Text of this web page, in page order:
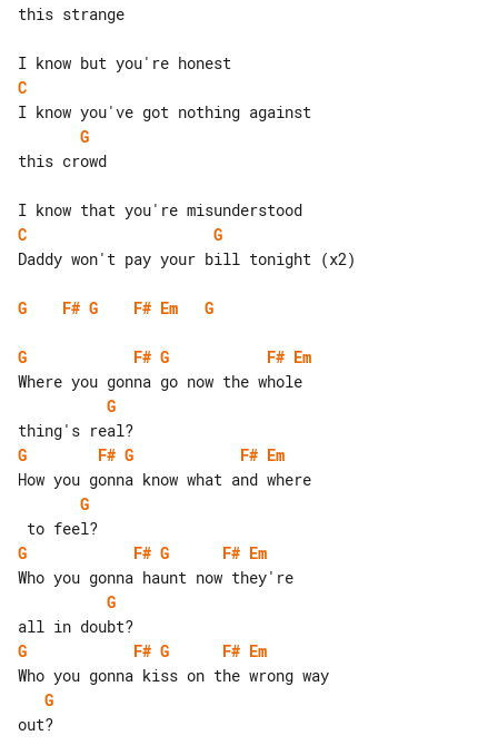
this strange
C
G
this crowd
C
G
Daddy won't pay your bill tonight (x2)
G F# G F# Em G
G F# G F# Em
G
G
F# G F# Em
G
G
F# G F# Em
G
G
F# G F# Em
G
out?